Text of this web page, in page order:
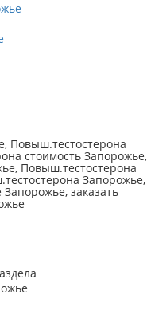
Повыш.тестостерона
стоимость Запорожье,
Повыш.тестостерона
Запорожье,
заказать